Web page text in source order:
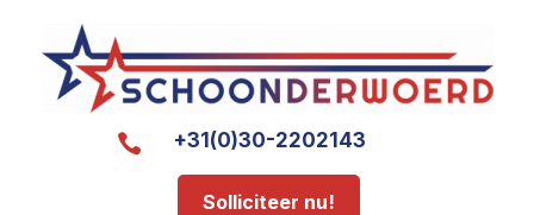
 +31(0)30-2202143
Solliciteer nu!